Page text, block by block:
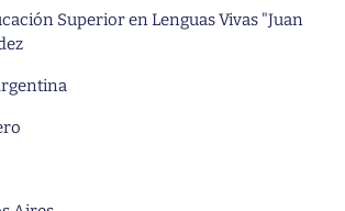
Superior en Lenguas Vivas "Juan